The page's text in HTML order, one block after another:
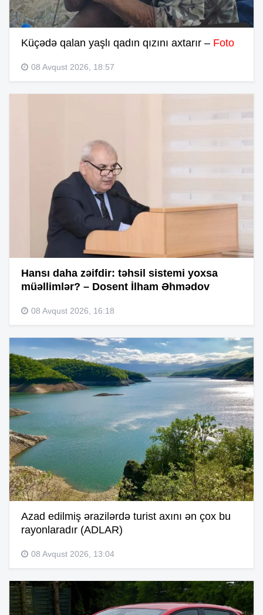
Küçədə qalan yaşlı qadın qızını axtarır – Foto
08 Avqust 2026, 18:57
Hansı daha zəifdir: təhsil sistemi yoxsa
müəllimlər? – Dosent İlham Əhmədov
08 Avqust 2026, 16:18
Azad edilmiş ərazilərdə turist axını ən çox bu
rayonlaradır (ADLAR)
08 Avqust 2026, 13:04